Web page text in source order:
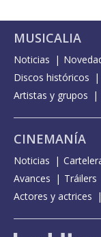
MUSICALIA
Noticias
Discos históricos
Artistas y grupos
CINEMANÍA
Noticias
Avances
Tráilers
Actores y actrices